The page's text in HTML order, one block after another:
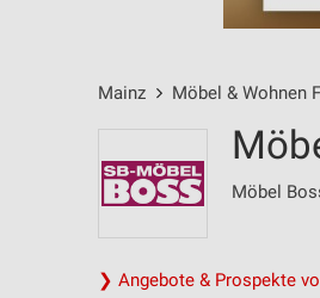
Mainz Möbel & Wohnen
Möbel
❯ Angebote & Prospekte